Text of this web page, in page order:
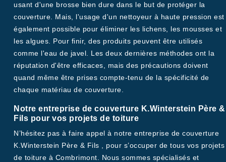
usant d'une brosse bien dure dans le but de protéger la
couverture. Mais, l'usage d'un nettoyeur à haute pression est
également possible pour éliminer les lichens, les mousses et
les algues. Pour finir, des produits peuvent être utilisés
comme l'eau de javel. Les deux dernières méthodes ont la
réputation d'être efficaces, mais des précautions doivent
quand même être prises compte-tenu de la spécificité de
chaque matériau de couverture.
Notre entreprise de couverture K.Winterstein Père &
Fils pour vos projets de toiture
N’hésitez pas à faire appel à notre entreprise de couverture
K.Winterstein Père & Fils , pour s’occuper de tous vos projets
de toiture à Combrimont. Nous sommes spécialisés et